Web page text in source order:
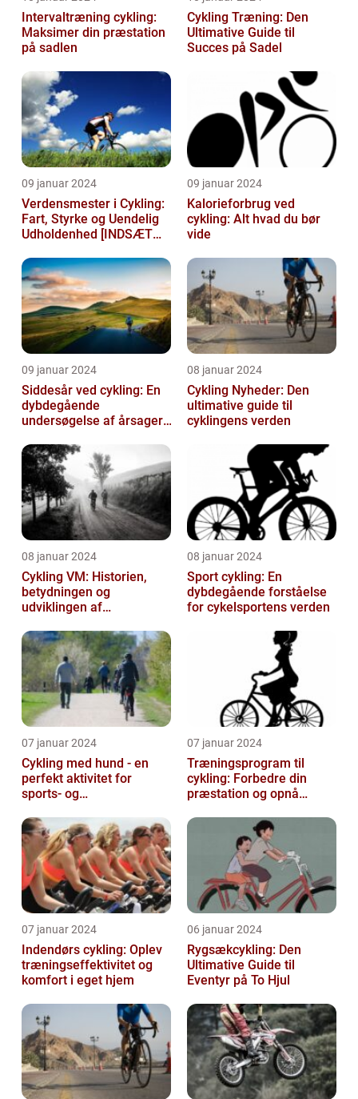
Intervaltræning cykling:
Maksimer din præstation
på sadlen
Cykling Træning: Den
Ultimative Guide til
Succes på Sadel
09 januar 2024
Verdensmester i Cykling:
Fart, Styrke og Uendelig
Udholdenhed [INDSÆT
09 januar 2024
Kalorieforbrug ved
cykling: Alt hvad du bør
vide
09 januar 2024
Siddesår ved cykling: En
dybdegående
undersøgelse af årsager,
behandling
08 januar 2024
Cykling Nyheder: Den
ultimative guide til
cyklingens verden
08 januar 2024
Cykling VM: Historien,
betydningen og
udviklingen af
08 januar 2024
Sport cykling: En
dybdegående forståelse
for cykelsportens verden
07 januar 2024
Cykling med hund - en
perfekt aktivitet for
sports- og
07 januar 2024
Træningsprogram til
cykling: Forbedre din
præstation og opnå
07 januar 2024
Indendørs cykling: Oplev
træningseffektivitet og
komfort i eget hjem
06 januar 2024
Rygsækcykling: Den
Ultimative Guide til
Eventyr på To Hjul